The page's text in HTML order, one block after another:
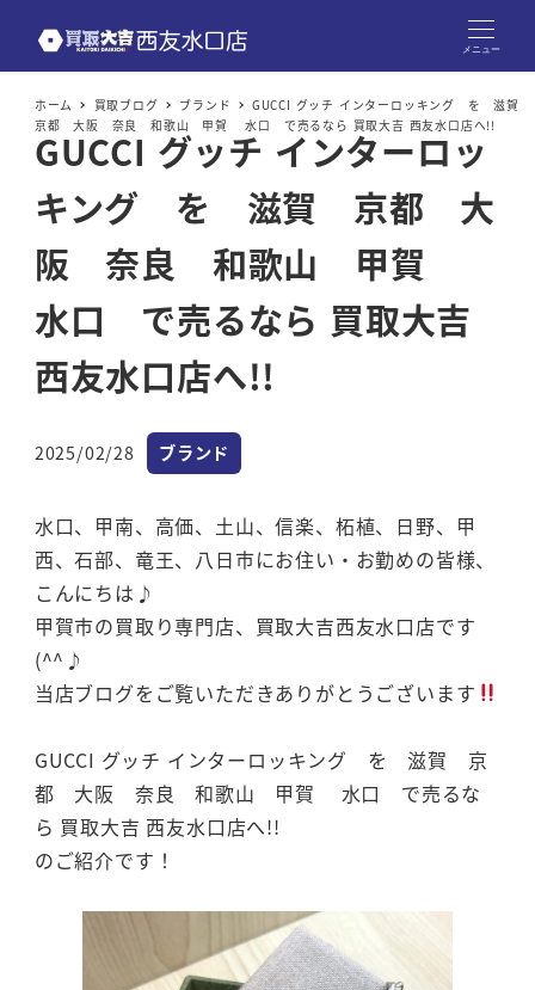
メニュー
ホーム 買取ブログ ブランド
GUCCI グッチ インターロッキング を 滋賀
京都 大阪 奈良 和歌山 甲賀 水口 で売るなら 買取大吉 西友水口店へ!!
GUCCI グッチ インターロッ
キング を 滋賀 京都 大
阪 奈良 和歌山 甲賀
水口 で売るなら 買取大吉
西友水口店へ!!
投稿日
2025/02/28 カテゴリー
ブランド
水口、甲南、高価、土山、信楽、柘植、日野、甲
西、石部、竜王、八日市にお住い・お勤めの皆様、
こんにちは♪
甲賀市の買取り専門店、買取大吉西友水口店です
(^^♪
当店ブログをご覧いただきありがとうございます
GUCCI グッチ インターロッキング を 滋賀 京
都 大阪 奈良 和歌山 甲賀 水口 で売るな
ら 買取大吉 西友水口店へ!!
のご紹介です！